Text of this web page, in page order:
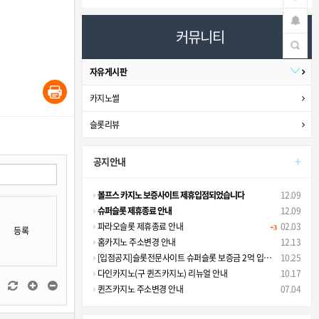
등록
커뮤니티
자유게시판
카지노썰
슬롯리뷰
+
공지안내
12.09
볼프스 카지노 보증사이트 제휴입점되었습니다
12.09
슈퍼슬롯 제휴종료 안내
+3 02.03
파라오슬롯 제휴종료 안내
12.13
홈카지노 주소변경 안내
10.25
[입점공지]슬롯전문사이트 슈퍼슬롯 보증금 2억 입점안내
10.17
다인카지노(구 퀸즈카지노) 리뉴얼 안내
07.04
퀸즈카지노 주소변경 안내